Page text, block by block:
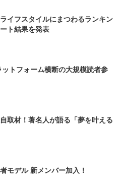
イフスタイルにまつわるランキン
ト結果を発表
トフォーム横断の大規模読者参
取材！著名人が語る「夢を叶える
モデル 新メンバー加入！